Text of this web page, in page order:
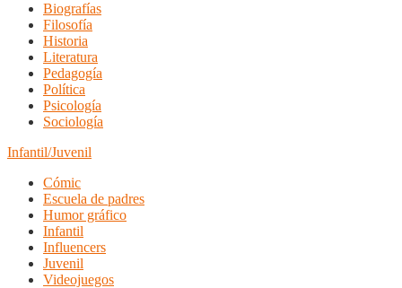
Biografías
Filosofía
Historia
Literatura
Pedagogía
Política
Psicología
Sociología
Infantil/Juvenil
Cómic
Escuela de padres
Humor gráfico
Infantil
Influencers
Juvenil
Videojuegos